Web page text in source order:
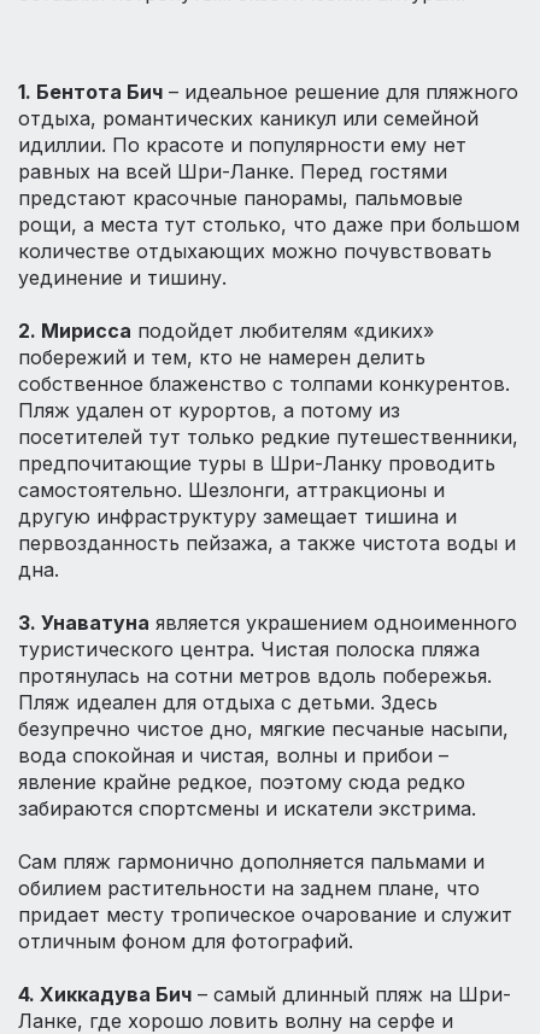
1. Бентота Бич – идеальное решение для пляжного
отдыха, романтических каникул или семейной
идиллии. По красоте и популярности ему нет
равных на всей Шри-Ланке. Перед гостями
предстают красочные панорамы, пальмовые
рощи, а места тут столько, что даже при большом
количестве отдыхающих можно почувствовать
уединение и тишину.
2. Мирисса подойдет любителям «диких»
побережий и тем, кто не намерен делить
собственное блаженство с толпами конкурентов.
Пляж удален от курортов, а потому из
посетителей тут только редкие путешественники,
предпочитающие туры в Шри-Ланку проводить
самостоятельно. Шезлонги, аттракционы и
другую инфраструктуру замещает тишина и
первозданность пейзажа, а также чистота воды и
дна.
3. Унаватуна является украшением одноименного
туристического центра. Чистая полоска пляжа
протянулась на сотни метров вдоль побережья.
Пляж идеален для отдыха с детьми. Здесь
безупречно чистое дно, мягкие песчаные насыпи,
вода спокойная и чистая, волны и прибои –
явление крайне редкое, поэтому сюда редко
забираются спортсмены и искатели экстрима.
Сам пляж гармонично дополняется пальмами и
обилием растительности на заднем плане, что
придает месту тропическое очарование и служит
отличным фоном для фотографий.
4. Хиккадува Бич – самый длинный пляж на Шри-
Ланке, где хорошо ловить волну на серфе и